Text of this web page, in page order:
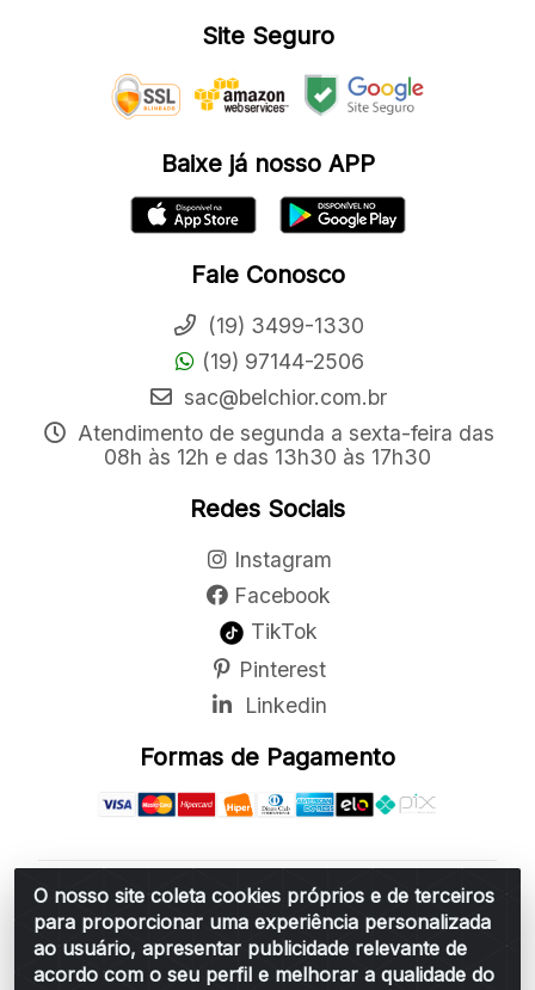
O nosso site coleta cookies próprios e de terceiros
para proporcionar uma experiência personalizada
ao usuário, apresentar publicidade relevante de
acordo com o seu perfil e melhorar a qualidade do
Site Seguro
Baixe já nosso APP
Fale Conosco
(19) 3499-1330
(19) 97144-2506
sac@belchior.com.br
Atendimento de segunda a sexta-feira das
08h às 12h e das 13h30 às 17h30
Redes Sociais
Instagram
Facebook
TikTok
Pinterest
Linkedin
Formas de Pagamento
Belchior Cortinas e Acessórios LTDA - R: Rua
Vereador Sérgio Leopoldino Alves, 876 - Santa
Bárbara d'Oeste/SP - CEP 13.456-166 - CNPJ
06.314.073/0001-34